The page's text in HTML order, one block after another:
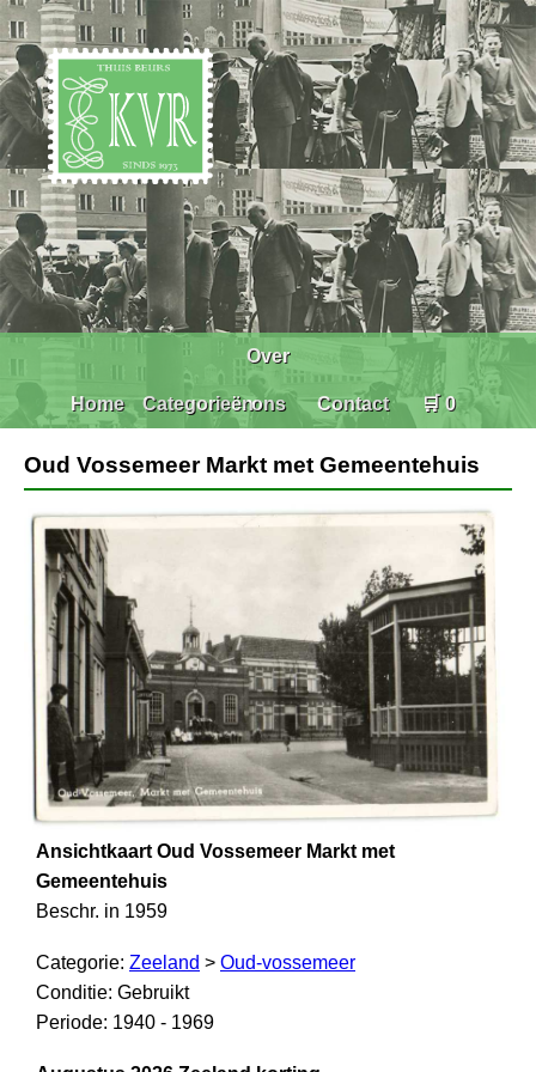
Home Categorieën
Over
ons Contact 🛒 0
Oud Vossemeer Markt met Gemeentehuis
Ansichtkaart Oud Vossemeer Markt met
Gemeentehuis
Beschr. in 1959
Categorie: Zeeland > Oud-vossemeer
Conditie: Gebruikt
Periode: 1940 - 1969